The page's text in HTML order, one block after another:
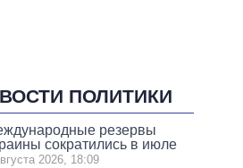
ПОЛИТИКИ
резервы
сократились в июле
2026, 18:09